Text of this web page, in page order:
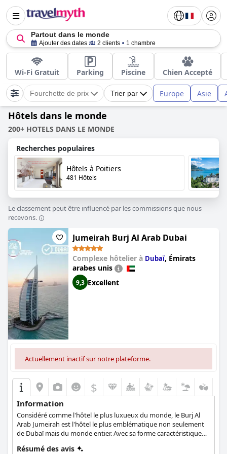
Partout dans le monde
Ajouter des dates 2 clients 1 chambre
Wi-Fi Gratuit Parking Piscine Chien Accepté
Fourchette de prix Trier par Europe Asie
Hôtels dans le monde
200+ HOTELS DANS LE MONDE
Recherches populaires
Hôtels à Poitiers
481 Hôtels
Le classement peut être influencé par les commissions que nous
recevons.
Jumeirah Burj Al Arab Dubai
Complexe hôtelier à Dubaï, Émirats
arabes unis
9,3 Excellent
Actuellement inactif sur notre plateforme.
$
Information
Considéré comme l'hôtel le plus luxueux du monde, le Burj Al
Arab Jumeirah est l'hôtel le plus emblématique non seulement
de Dubaï mais du monde entier. Avec sa forme caractéristique
propose 201 suites somptueuses et confortables, neuf
Résumé des avis